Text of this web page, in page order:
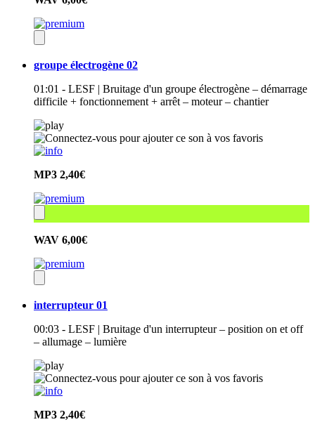
groupe électrogène 02
01:01 - LESF | Bruitage d'un groupe électrogène – démarrage
difficile + fonctionnement + arrêt – moteur – chantier
MP3 2,40€
WAV 6,00€
interrupteur 01
00:03 - LESF | Bruitage d'un interrupteur – position on et off
– allumage – lumière
MP3 2,40€